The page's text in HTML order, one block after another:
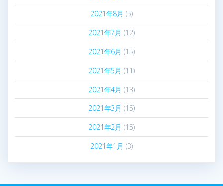
2021年8月 (5)
2021年7月 (12)
2021年6月 (15)
2021年5月 (11)
2021年4月 (13)
2021年3月 (15)
2021年2月 (15)
2021年1月 (3)